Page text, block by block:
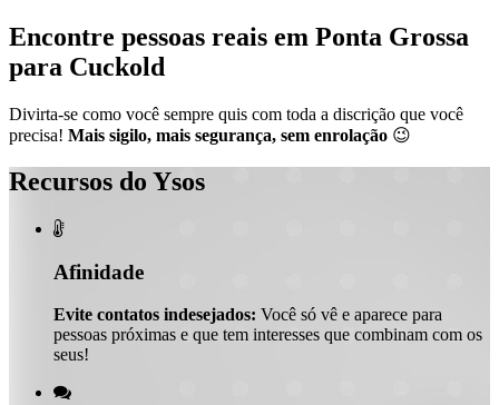
Encontre pessoas reais em Ponta Grossa
para Cuckold
Divirta-se como você sempre quis com toda a discrição que você
precisa! Mais sigilo, mais segurança, sem enrolação 😉
Recursos do Ysos

Afinidade
Evite contatos indesejados: Você só vê e aparece para
pessoas próximas e que tem interesses que combinam com os
seus!
